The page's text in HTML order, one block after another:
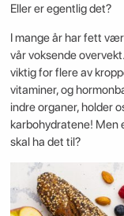
Eller er egentlig det?
I mange år har fett
vår voksende
viktig for flere av
vitaminer, og
indre organer, holder
karbohydratene! Men
skal ha det til?